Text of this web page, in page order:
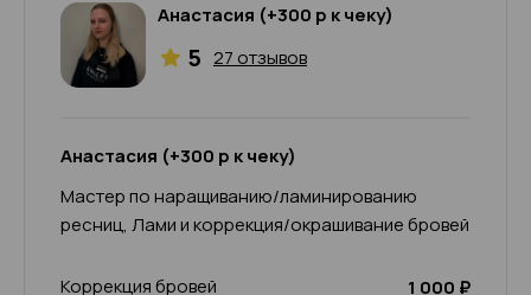
Анастасия (+300 р к чеку)
5 27 отзывов
Анастасия (+300 р к чеку)
Мастер по наращиванию/ламинированию
ресниц, Лами и коррекция/окрашивание бровей
Коррекция бровей
1 000 ₽